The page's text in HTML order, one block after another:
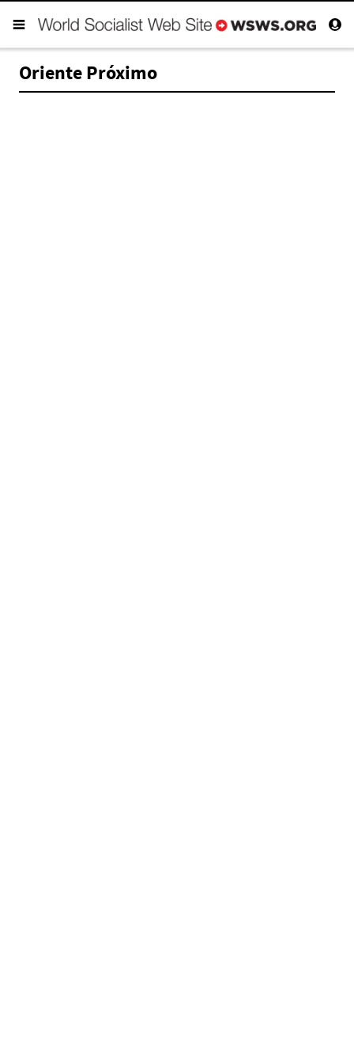
Oriente Próximo